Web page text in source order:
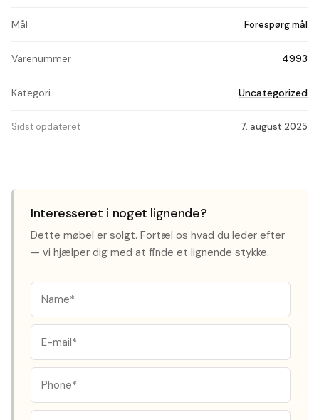
Mål Forespørg mål
Varenummer 4993
Kategori Uncategorized
Sidst opdateret 7. august 2025
Interesseret i noget lignende?
Dette møbel er solgt. Fortæl os hvad du leder efter
— vi hjælper dig med at finde et lignende stykke.